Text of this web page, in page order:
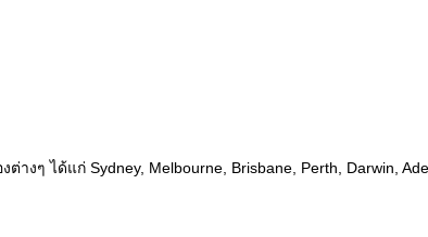
งๆ ได้แก่ Sydney, Melbourne, Brisbane, Perth, Darwin,